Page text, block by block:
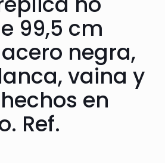
99,5 cm
negra,
vaina y
en
Ref.